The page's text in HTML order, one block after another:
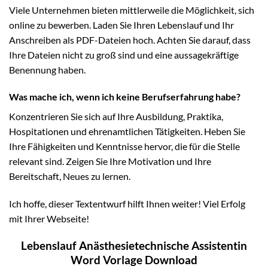
Viele Unternehmen bieten mittlerweile die Möglichkeit, sich
online zu bewerben. Laden Sie Ihren Lebenslauf und Ihr
Anschreiben als PDF-Dateien hoch. Achten Sie darauf, dass
Ihre Dateien nicht zu groß sind und eine aussagekräftige
Benennung haben.
Was mache ich, wenn ich keine Berufserfahrung habe?
Konzentrieren Sie sich auf Ihre Ausbildung, Praktika,
Hospitationen und ehrenamtlichen Tätigkeiten. Heben Sie
Ihre Fähigkeiten und Kenntnisse hervor, die für die Stelle
relevant sind. Zeigen Sie Ihre Motivation und Ihre
Bereitschaft, Neues zu lernen.
Ich hoffe, dieser Textentwurf hilft Ihnen weiter! Viel Erfolg
mit Ihrer Webseite!
Lebenslauf Anästhesietechnische Assistentin
Word Vorlage Download